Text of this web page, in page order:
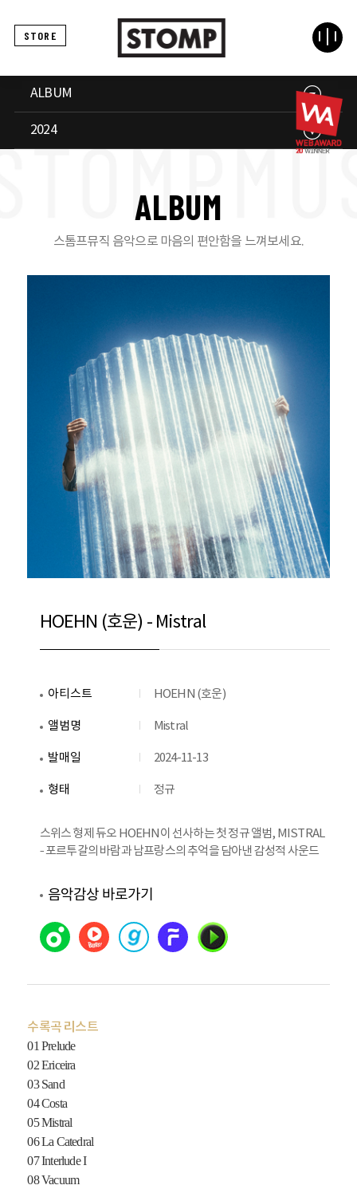
STORE
ALBUM
2024
ALBUM
스톰프뮤직 음악으로 마음의 편안함을 느껴보세요.
HOEHN (호운) - Mistral
아티스트 HOEHN (호운)
앨범명 Mistral
발매일 2024-11-13
형태 정규
스위스 형제 듀오 HOEHN이 선사하는 첫 정규 앨범, MISTRAL
– 포르투갈의 바람과 남프랑스의 추억을 담아낸 감성적 사운드
음악감상 바로가기
수록곡 리스트
01 Prelude
02 Ericeira
03 Sand
04 Costa
05 Mistral
06 La Catedral
07 Interlude I
08 Vacuum